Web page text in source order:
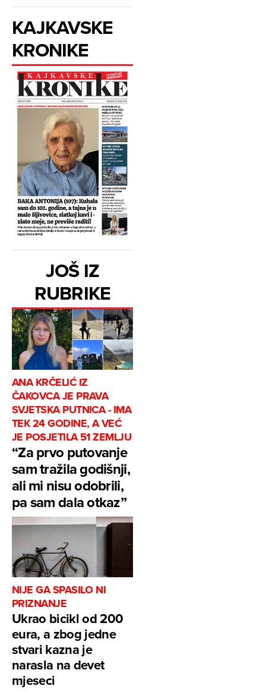
KAJKAVSKE
KRONIKE
JOŠ IZ
RUBRIKE
ANA KRČELIĆ IZ
ČAKOVCA JE PRAVA
SVJETSKA PUTNICA - IMA
TEK 24 GODINE, A VEĆ
JE POSJETILA 51 ZEMLJU
“Za prvo putovanje
sam tražila godišnji,
ali mi nisu odobrili,
pa sam dala otkaz”
NIJE GA SPASILO NI
PRIZNANJE
Ukrao bicikl od 200
eura, a zbog jedne
stvari kazna je
narasla na devet
mjeseci